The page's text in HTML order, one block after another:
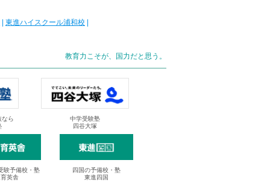
東進ハイスクール浦和校
教育力こそが、国力だと思う。
なら
中学受験塾
四谷大塚
験予備校・塾
英舎
四国の予備校・塾
東進四国